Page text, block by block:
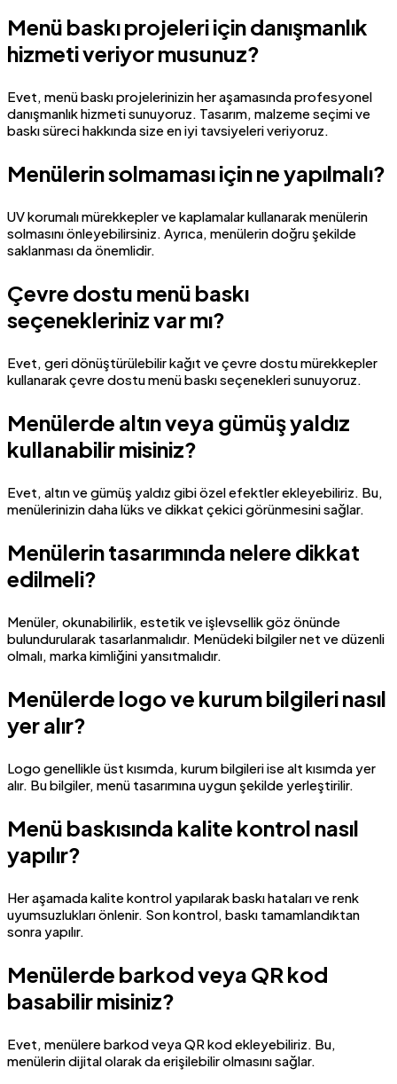
Menü baskı projeleri için danışmanlık
hizmeti veriyor musunuz?
Evet, menü baskı projelerinizin her aşamasında profesyonel
danışmanlık hizmeti sunuyoruz. Tasarım, malzeme seçimi ve
baskı süreci hakkında size en iyi tavsiyeleri veriyoruz.
Menülerin solmaması için ne yapılmalı?
UV korumalı mürekkepler ve kaplamalar kullanarak menülerin
solmasını önleyebilirsiniz. Ayrıca, menülerin doğru şekilde
saklanması da önemlidir.
Çevre dostu menü baskı
seçenekleriniz var mı?
Evet, geri dönüştürülebilir kağıt ve çevre dostu mürekkepler
kullanarak çevre dostu menü baskı seçenekleri sunuyoruz.
Menülerde altın veya gümüş yaldız
kullanabilir misiniz?
Evet, altın ve gümüş yaldız gibi özel efektler ekleyebiliriz. Bu,
menülerinizin daha lüks ve dikkat çekici görünmesini sağlar.
Menülerin tasarımında nelere dikkat
edilmeli?
Menüler, okunabilirlik, estetik ve işlevsellik göz önünde
bulundurularak tasarlanmalıdır. Menüdeki bilgiler net ve düzenli
olmalı, marka kimliğini yansıtmalıdır.
Menülerde logo ve kurum bilgileri nasıl
yer alır?
Logo genellikle üst kısımda, kurum bilgileri ise alt kısımda yer
alır. Bu bilgiler, menü tasarımına uygun şekilde yerleştirilir.
Menü baskısında kalite kontrol nasıl
yapılır?
Her aşamada kalite kontrol yapılarak baskı hataları ve renk
uyumsuzlukları önlenir. Son kontrol, baskı tamamlandıktan
sonra yapılır.
Menülerde barkod veya QR kod
basabilir misiniz?
Evet, menülere barkod veya QR kod ekleyebiliriz. Bu,
menülerin dijital olarak da erişilebilir olmasını sağlar.